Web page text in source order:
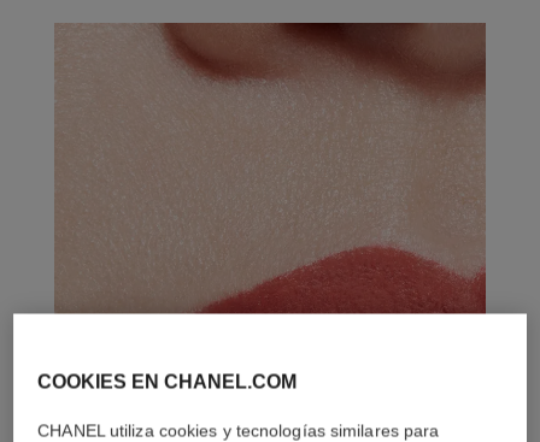
COOKIES EN CHANEL.COM
CHANEL utiliza cookies y tecnologías similares para